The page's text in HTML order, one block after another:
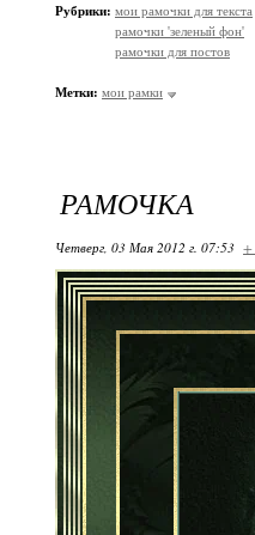
Рубрики: мои рамочки для текста
рамочки 'зеленый фон'
рамочки для постов
Метки: мои рамки
РАМОЧКА
Четверг, 03 Мая 2012 г. 07:53 +